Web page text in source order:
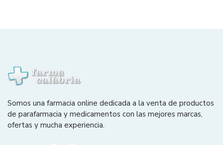
Somos una farmacia online dedicada a la venta de productos
de parafarmacia y medicamentos con las mejores marcas,
ofertas y mucha experiencia.